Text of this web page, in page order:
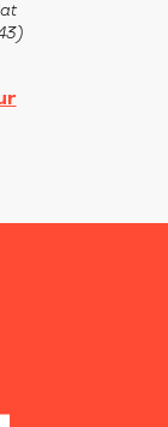
)